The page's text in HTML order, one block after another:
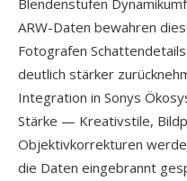
Blendenstufen
ARW-Daten bewahren
Fotografen
deutlich stärker
Integration in Sonys
Stärke — Kreativstile,
Objektivkorrekturen
die Daten eingebrannt